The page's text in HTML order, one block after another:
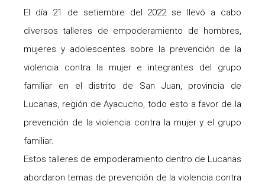
El día 21 de setiembre del 2022 se llevó a cabo
diversos talleres de empoderamiento de hombres,
mujeres y adolescentes sobre la prevención de la
violencia contra la mujer e integrantes del grupo
familiar en el distrito de San Juan, provincia de
Lucanas, región de Ayacucho, todo esto a favor de la
prevención de la violencia contra la mujer y el grupo
familiar.
Estos talleres de empoderamiento dentro de Lucanas
abordaron temas de prevención de la violencia contra